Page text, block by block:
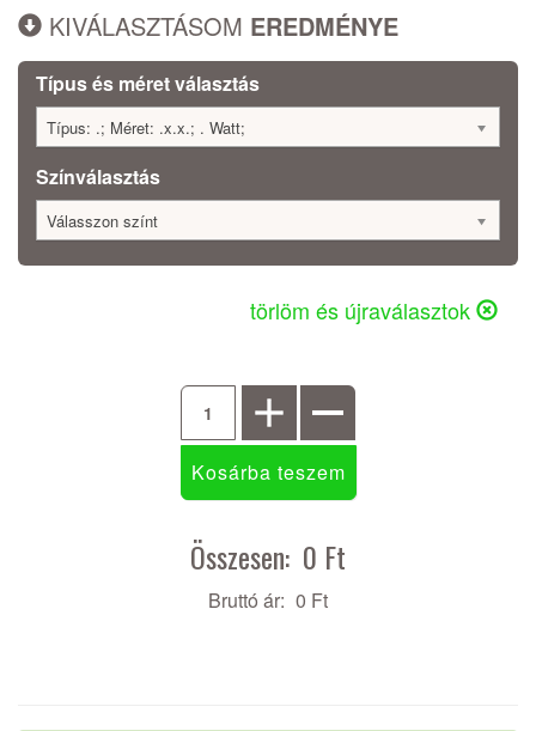
KIVÁLASZTÁSOM EREDMÉNYE
Típus és méret választás
Típus: .; Méret: .x.x.; . Watt;
Színválasztás
Válasszon színt
törlöm és újraválasztok
Összesen: 0 Ft
Bruttó ár: 0 Ft